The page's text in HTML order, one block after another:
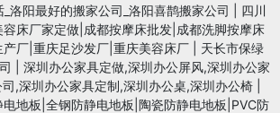
洛阳最好的搬家公司_洛阳喜鹊搬家公司
四川
床厂家定做|成都按摩床批发|成都洗脚按摩床
厂|重庆足沙发厂|重庆美容床厂
天长市保绿
深圳办公家具定做,深圳办公屏风,深圳办公家
,深圳办公家具定制,深圳办公桌,深圳办公椅
地板|全钢防静电地板|陶瓷防静电地板|PVC防